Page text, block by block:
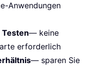
Anwendungen
— keine
erforderlich
— sparen Sie